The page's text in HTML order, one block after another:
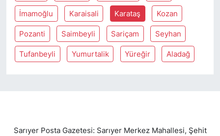
İmamoğlu Karaisali Karataş Kozan
Pozanti Saimbeyli Sariçam Seyhan
Tufanbeyli Yumurtalik Yüreğir Aladağ
Sarıyer Posta Gazetesi: Sarıyer Merkez Mahallesi, Şehit
TÜRKİYE VE DÜNYA GÜNDEMİ
VİDEO GALERİ